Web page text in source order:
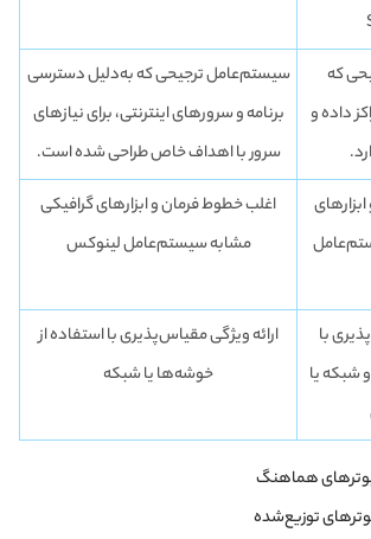
که
داده و
سیستم‌عامل ترجیحی که به‌دلیل دسترسی
برنامه و سرورهای اینترنتی، برای نیازهای
سرور با اهداف خاص طراحی شده است.
اغلب خطوط فرمان و ابزارهای گرافیکی
مشابه سیستم‌عامل لینوکس
با
شبکه یا
ارائه ویژگی مقیاس‌پذیری با استفاده از
خوشه‌ها یا شبکه
هماهنگ
توزیع‌شده